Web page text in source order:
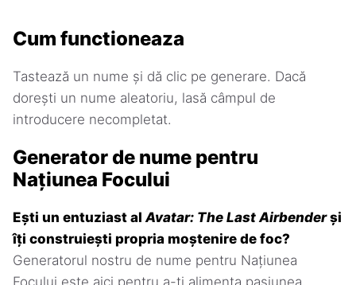
Cum functioneaza
Tastează un nume și dă clic pe generare. Dacă
dorești un nume aleatoriu, lasă câmpul de
introducere necompletat.
Generator de nume pentru
Națiunea Focului
Ești un entuziast alAvatar: The Last Airbenderși
îți construiești propria moștenire de foc?
Generatorul nostru de nume pentru Națiunea